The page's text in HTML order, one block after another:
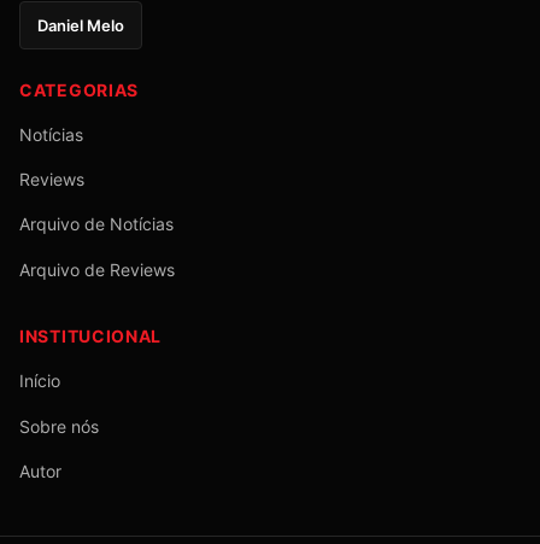
Daniel Melo
CATEGORIAS
Notícias
Reviews
Arquivo de Notícias
Arquivo de Reviews
INSTITUCIONAL
Início
Sobre nós
Autor